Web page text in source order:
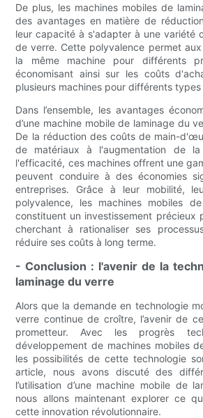
De plus, les machines mobiles de
des avantages en matière de
leur capacité à s'adapter à une variété
de verre. Cette polyvalence permet
la même machine pour différents
économisant ainsi sur les coûts
plusieurs machines pour différents
Dans l’ensemble, les avantages
d’une machine mobile de laminage du
De la réduction des coûts de main-
de matériaux à l'augmentation de
l'efficacité, ces machines offrent une
peuvent conduire à des économies
entreprises. Grâce à leur mobilité,
polyvalence, les machines mobiles
constituent un investissement précieux
cherchant à rationaliser ses
réduire ses coûts à long terme.
- Conclusion : l'avenir de la
laminage du verre
Alors que la demande en technologie
verre continue de croître, l’avenir de
prometteur. Avec les progrès
développement de machines mobiles
les possibilités de cette technologie
article, nous avons discuté des
l’utilisation d’une machine mobile de
nous allons maintenant explorer ce
cette innovation révolutionnaire.